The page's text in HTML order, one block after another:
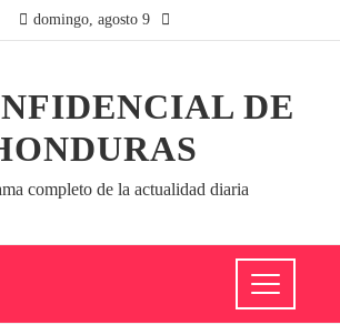
domingo, agosto 9
DE
completo de la actualidad diaria